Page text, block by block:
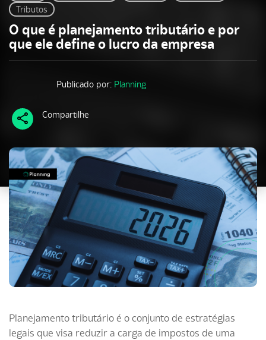
Tributos
O que é planejamento tributário e por
que ele define o lucro da empresa
Publicado por: Planning
Compartilhe
Planejamento tributário é o conjunto de estratégias
legais que visa reduzir a carga de impostos de uma